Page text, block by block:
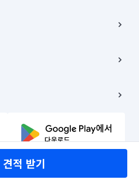
적 받기
로 6(중학동, 트윈트리빌딩) B동 5층
율곡로 24, 7층, 8층 미소
임은 거래당사자에게 있습니다.
Reserved.